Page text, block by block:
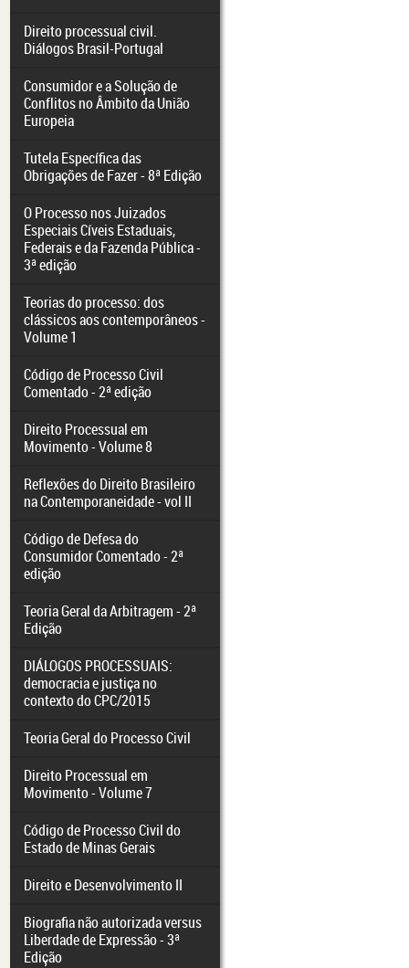
Direito processual civil.
Diálogos Brasil-Portugal
Consumidor e a Solução de
Conflitos no Âmbito da União
Europeia
Tutela Específica das
Obrigações de Fazer - 8ª Edição
O Processo nos Juizados
Especiais Cíveis Estaduais,
Federais e da Fazenda Pública -
3ª edição
Teorias do processo: dos
clássicos aos contemporâneos -
Volume 1
Código de Processo Civil
Comentado - 2ª edição
Direito Processual em
Movimento - Volume 8
Reflexões do Direito Brasileiro
na Contemporaneidade - vol II
Código de Defesa do
Consumidor Comentado - 2ª
edição
Teoria Geral da Arbitragem - 2ª
Edição
DIÁLOGOS PROCESSUAIS:
democracia e justiça no
contexto do CPC/2015
Teoria Geral do Processo Civil
Direito Processual em
Movimento - Volume 7
Código de Processo Civil do
Estado de Minas Gerais
Direito e Desenvolvimento II
Biografia não autorizada versus
Liberdade de Expressão - 3ª
Edição